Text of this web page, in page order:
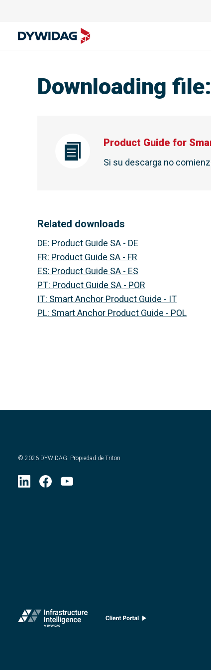
Downloading file:
Product Guide for
Si su descarga no
Related downloads
DE: Product Guide SA - DE
FR: Product Guide SA - FR
ES: Product Guide SA - ES
PT: Product Guide SA - POR
IT: Smart Anchor Product Guide - IT
PL: Smart Anchor Product Guide - POL
© 2026 DYWIDAG. Propiedad de Triton